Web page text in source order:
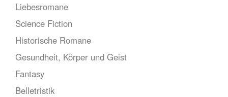
Liebesromane
Science Fiction
Historische Romane
Gesundheit, Körper und Geist
Fantasy
Belletristik